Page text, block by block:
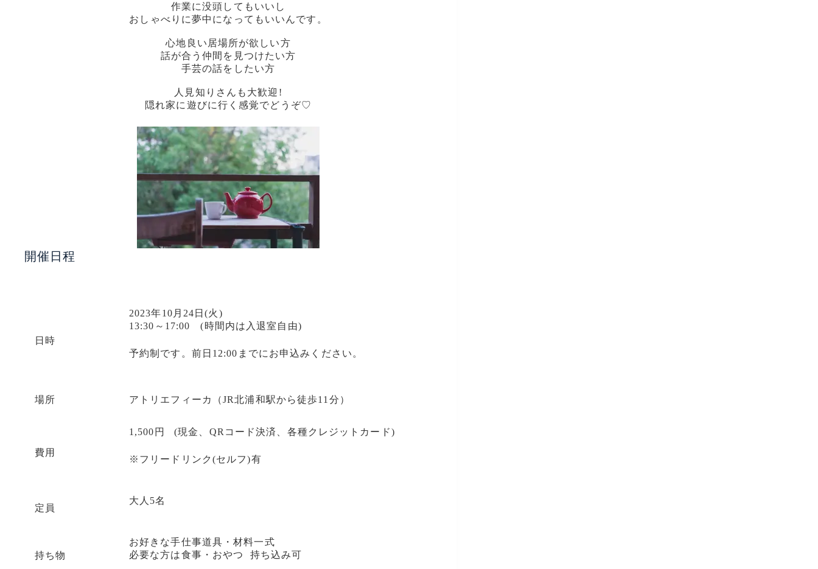
作業に没頭してもいいし
おしゃべりに夢中になってもいいんです。
心地良い居場所が欲しい方
話が合う仲間を見つけたい方
手芸の話をしたい方
人見知りさんも大歓迎!
隠れ家に遊びに行く感覚でどうぞ♡
開催日程
日時
2023年10月24日(火)
13:30～17:00 (時間内は入退室自由)
予約制です。前日12:00までにお申込みください。
場所 アトリエフィーカ（JR北浦和駅から徒歩11分）
費用
1,500円 (現金、QRコード決済、各種クレジットカード)
※フリードリンク(セルフ)有
定員
大人5名
持ち物
お好きな手仕事道具・材料一式
必要な方は食事・おやつ 持ち込み可